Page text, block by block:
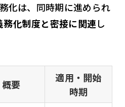
化は、同時期に進められ
化制度と密接に関連し
概要
適用・開始
時期